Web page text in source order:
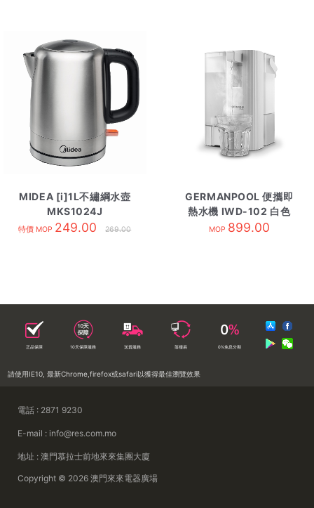
MIDEA [i]1L不繡綱水壺
MKS1024J
特價 MOP 249.00 269.00
GERMANPOOL 便攜即
熱水機 IWD-102 白色
MOP 899.00
正品保障 10天保障服務 送貨服務 落樓易 0%免息分期
請使用IE10, 最新Chrome,firefox或safari以獲得最佳瀏覽效果
電話 : 2871 9230
E-mail : info@res.com.mo
地址 : 澳門慕拉士前地來來集團大廈
Copyright © 2026 澳門來來電器廣場